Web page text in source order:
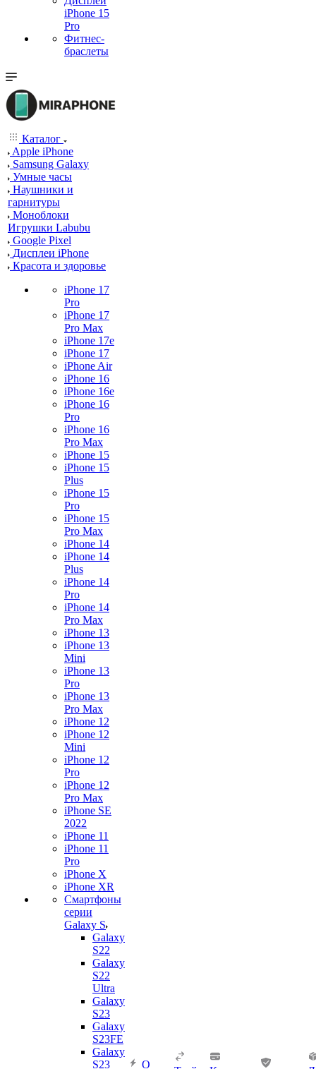
iPhone 15
Pro
Фитнес-
браслеты
Каталог
Apple iPhone
Samsung Galaxy
Умные часы
Наушники и
гарнитуры
Моноблоки
Игрушки Labubu
Google Pixel
Дисплеи iPhone
Красота и здоровье
iPhone 17
Pro
iPhone 17
Pro Max
iPhone 17e
iPhone 17
iPhone Air
iPhone 16
iPhone 16e
iPhone 16
Pro
iPhone 16
Pro Max
iPhone 15
iPhone 15
Plus
iPhone 15
Pro
iPhone 15
Pro Max
iPhone 14
iPhone 14
Plus
iPhone 14
Pro
iPhone 14
Pro Max
iPhone 13
iPhone 13
Mini
iPhone 13
Pro
iPhone 13
Pro Max
iPhone 12
iPhone 12
Mini
iPhone 12
Pro
iPhone 12
Pro Max
iPhone SE
2022
iPhone 11
iPhone 11
Pro
iPhone X
iPhone XR
Смартфоны
серии
Galaxy S
Galaxy
S22
Galaxy
S22
Ultra
Galaxy
S23
Galaxy
S23FE
Galaxy
S23
О